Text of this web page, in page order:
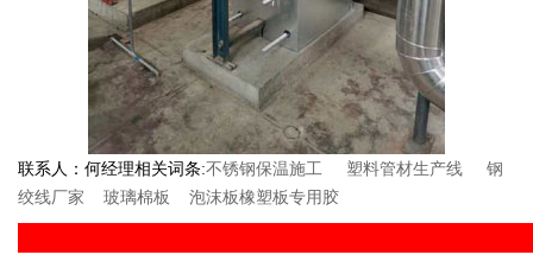
联系人：何经理相关词条:不锈钢保温施工 塑料管材生产线
钢
绞线厂家
玻璃棉板 泡沫板橡塑板专用胶